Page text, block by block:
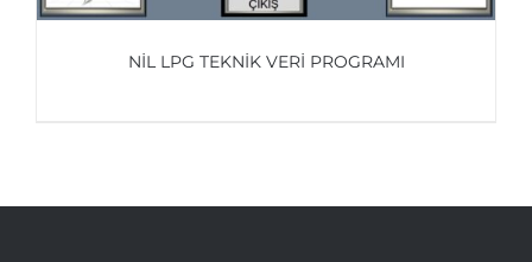
NİL LPG TEKNİK VERİ PROGRAMI